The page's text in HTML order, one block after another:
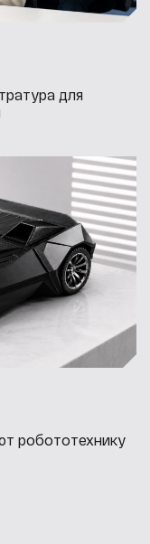
для
робототехнику